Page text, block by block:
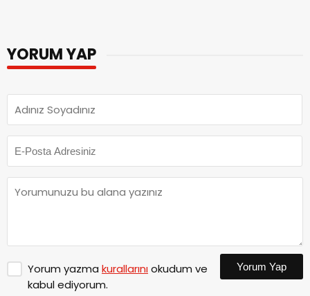
YORUM YAP
Yorum yazma kurallarınıokudum ve
kabul ediyorum.
Yorum Yap